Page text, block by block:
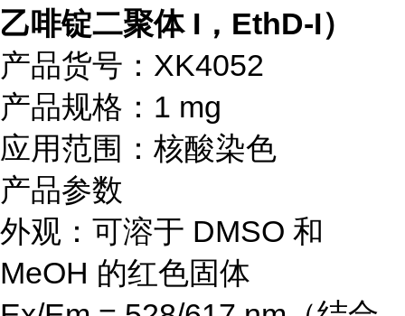
乙啡锭二聚体 I，EthD-I）
产品货号：XK4052
产品规格：1 mg
应用范围：核酸染色
产品参数
外观：可溶于 DMSO 和
MeOH 的红色固体